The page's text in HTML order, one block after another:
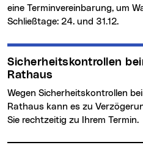
eine Terminvereinbarung, um
Schließtage: 24. und 31.12.
Sicherheitskontrollen beim Eingang zum Neuen
Rathaus
Wegen Sicherheitskontrollen beim Eingang zum Neuen
Rathaus kann es zu
Sie rechtzeitig zu Ihrem Termin.